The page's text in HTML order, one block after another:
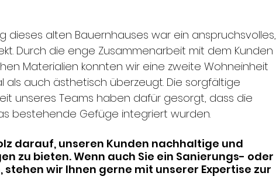
dieses alten Bauernhauses war ein anspruchsvolles,
Durch die enge Zusammenarbeit mit dem Kunden
Materialien konnten wir eine zweite Wohneinheit
als auch ästhetisch überzeugt. Die sorgfältige
unseres Teams haben dafür gesorgt, dass die
bestehende Gefüge integriert wurden.
darauf, unseren Kunden nachhaltige und
zu bieten. Wenn auch Sie ein Sanierungs- oder
wir Ihnen gerne mit unserer Expertise zur